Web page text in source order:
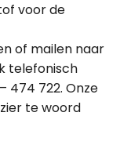
voor de
of mailen naar
telefonisch
474 722. Onze
te woord